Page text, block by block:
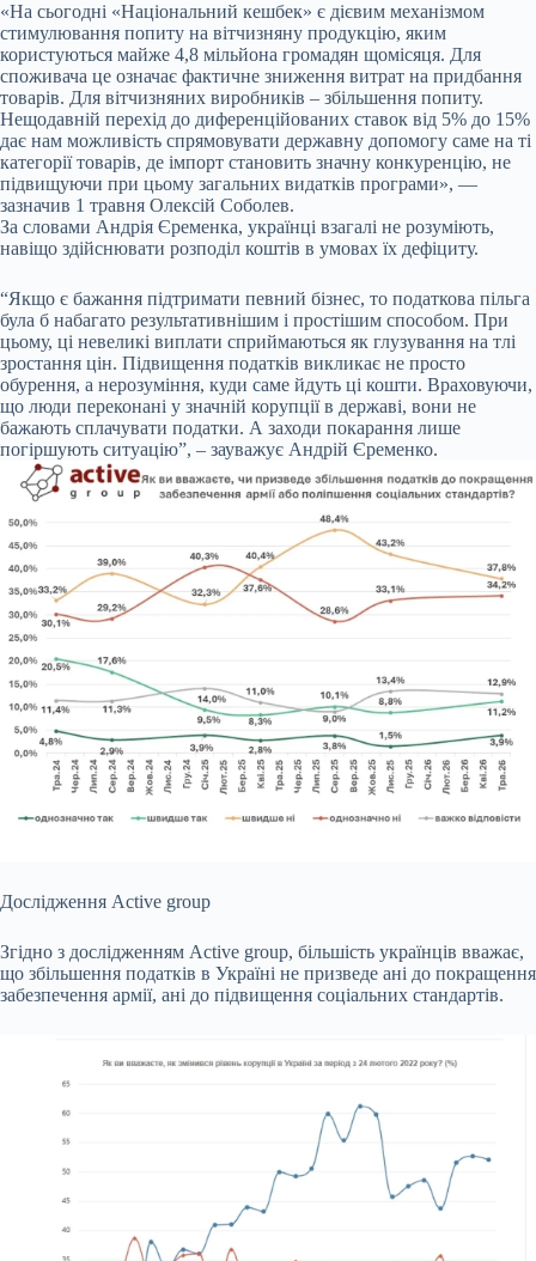
«На сьогодні «Національний кешбек» є дієвим механізмом
стимулювання попиту на вітчизняну продукцію, яким
користуються майже 4,8 мільйона громадян щомісяця. Для
споживача це означає фактичне зниження витрат на придбання
товарів. Для вітчизняних виробників – збільшення попиту.
Нещодавній перехід до диференційованих ставок від 5% до 15%
дає нам можливість спрямовувати державну допомогу саме на ті
категорії товарів, де імпорт становить значну конкуренцію, не
підвищуючи при цьому загальних видатків програми», —
зазначив 1 травня Олексій Соболев.
За словами Андрія Єременка, українці взагалі не розуміють,
навіщо здійснювати розподіл коштів в умовах їх дефіциту.
“Якщо є бажання підтримати певний бізнес, то податкова пільга
була б набагато результативнішим і простішим способом. При
цьому, ці невеликі виплати сприймаються як глузування на тлі
зростання цін. Підвищення податків викликає не просто
обурення, а нерозуміння, куди саме йдуть ці кошти. Враховуючи,
що люди переконані у значній корупції в державі, вони не
бажають сплачувати податки. А заходи покарання лише
погіршують ситуацію”, – зауважує Андрій Єременко.
Дослідження Active group
Згідно з дослідженням Active group, більшість українців вважає,
що збільшення податків в Україні не призведе ані до покращення
забезпечення армії, ані до підвищення соціальних стандартів.